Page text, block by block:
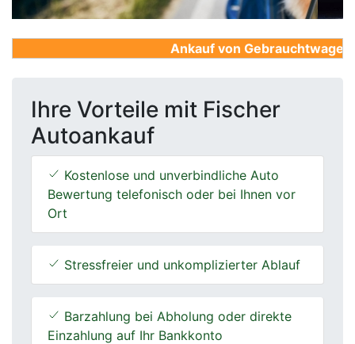
Ankauf von Gebrauchtwagen,
Ihre Vorteile mit Fischer
Autoankauf
Kostenlose und unverbindliche Auto
Bewertung telefonisch oder bei Ihnen vor
Ort
Stressfreier und unkomplizierter Ablauf
Barzahlung bei Abholung oder direkte
Einzahlung auf Ihr Bankkonto